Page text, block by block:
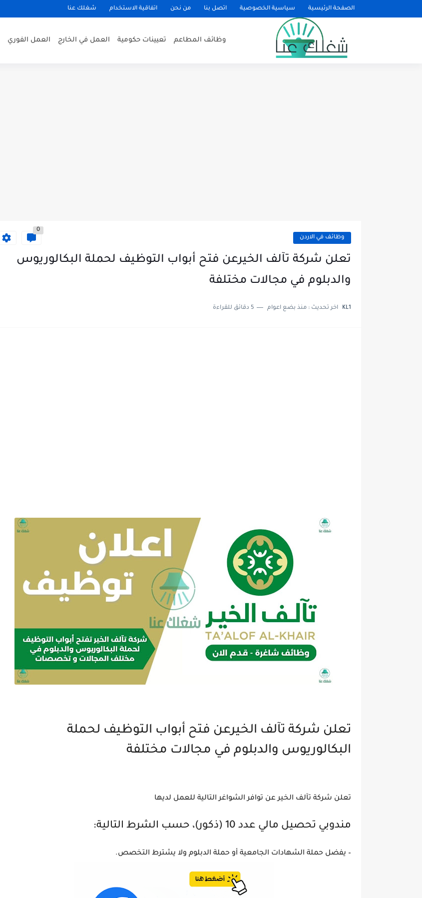
الصفحة الرئيسية سياسية الخصوصية اتصل بنا من نحن اتفاقية الاستخدام شغلك عنا
وظائف المطاعم تعيينات حكومية العمل في الخارج العمل الفوري
وظائف في الاردن
0
تعلن شركة تآلف الخيرعن فتح أبواب التوظيف لحملة البكالوريوس
والدبلوم في مجالات مختلفة
KL1 اخر تحديث : منذ بضع اعوام 5 دقائق للقراءة
تعلن شركة تآلف الخيرعن فتح أبواب التوظيف لحملة
البكالوريوس والدبلوم في مجالات مختلفة
تعلن شركة تآلف الخير عن توافر الشواغر التالية للعمل لديها
مندوبي تحصيل مالي عدد 10 (ذكور)، حسب الشرط التالية:
– يفضل حملة الشهادات الجامعية أو حملة الدبلوم ولا يشترط التخصص.